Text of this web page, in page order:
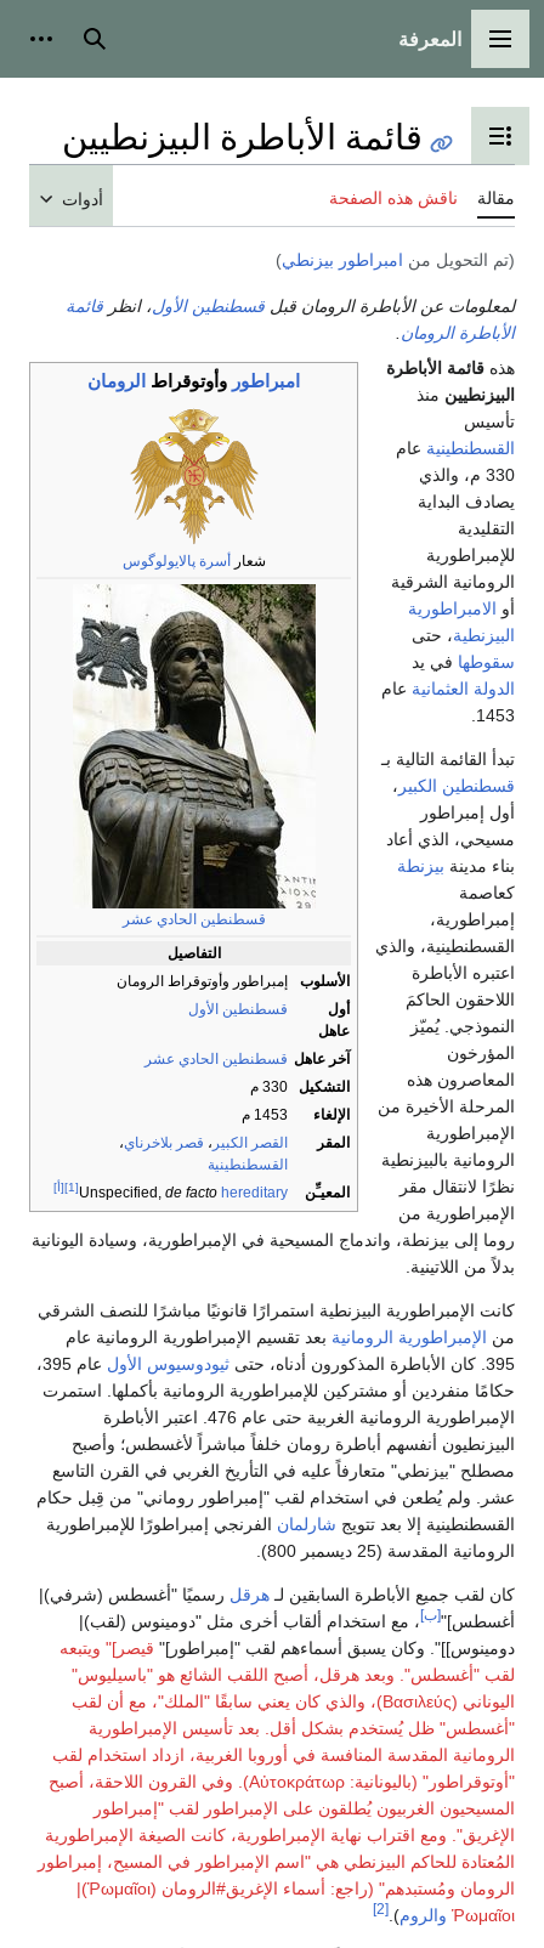
أدوات شخصية
جدول المحتويات
قائمة الأباطرة البيزنطيين
هذه الصفحة
امبراطور بيزنطي)
الرومان قبلقسطنطين الأول ، انظرقائمة
.
امبراطور وأوتوقراط الرومان
أسرة پالايولوگوس
قسطنطين الحادي عشر
الأسلوب
إمبراطور وأوتوقراط الرومان
أول
عاهل
قسطنطين الأول
آخر عاهل
قسطنطين الحادي عشر
التشكيل
الإلغاء
1453 م
المقر
القصر الكبير،قصر بلاخرناي ،
القسطنطينية
المعيـِّن
Unspecified,de facto hereditary
[1] [أ]
عام
بـ
،
أعاد
والذي
من
واندماج المسيحية في الإمبراطورية، وسيادة اليونانية
البيزنطية استمرارًا قانونيًا مباشرًا للنصف الشرقي
الرومانية بعد تقسيم الإمبراطورية الرومانية عام
ثيودوسيوس الأول
عام 395،
أو مشتركين للإمبراطورية الرومانية بأكملها. استمرت
الإمبراطورية الرومانية الغربية حتى عام 476. اعتبر الأباطرة
أباطرة رومان خلفاً مباشراً لأغسطس؛ وأصبح
متعارفاً عليه في التأريخ الغربي في القرن التاسع
في استخدام لقب "إمبراطور روماني" من قِبل حكام
بعد تتويجشارلمانالفرنجي إمبراطورًا للإمبراطورية
800).
السابقين لـهرقل رسميًا "أغسطس (شرفي)|
، مع استخدام ألقاب أخرى مثل "دومينوس (لقب)|
يسبق أسماءهم لقب "إمبراطور]"قيصر]" ويتبعه
وبعد هرقل، أصبح اللقب الشائع هو "باسيليوس"
اليوناني (Βασιλεύς)، والذي كان يعني سابقًا "الملك"، مع أن لقب
بشكل أقل. بعد تأسيس الإمبراطورية
المنافسة في أوروبا الغربية، ازداد استخدام لقب
"أوتوقراطور" (باليونانية: Αὐτοκράτωρ). وفي القرون اللاحقة، أصبح
يُطلقون على الإمبراطور لقب "إمبراطور
نهاية الإمبراطورية، كانت الصيغة الإمبراطورية
البيزنطي هي "اسم الإمبراطور في المسيح، إمبراطور
الرومان ومُستبدهم" (راجع: أسماء الإغريق#الرومان (Ῥωμαῖοι)|
).